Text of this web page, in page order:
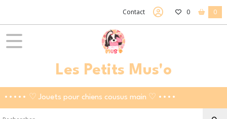
Contact 0 0
Les Petits Mus'o
••••• ♡ Jouets pour chiens cousus main ♡ ••••